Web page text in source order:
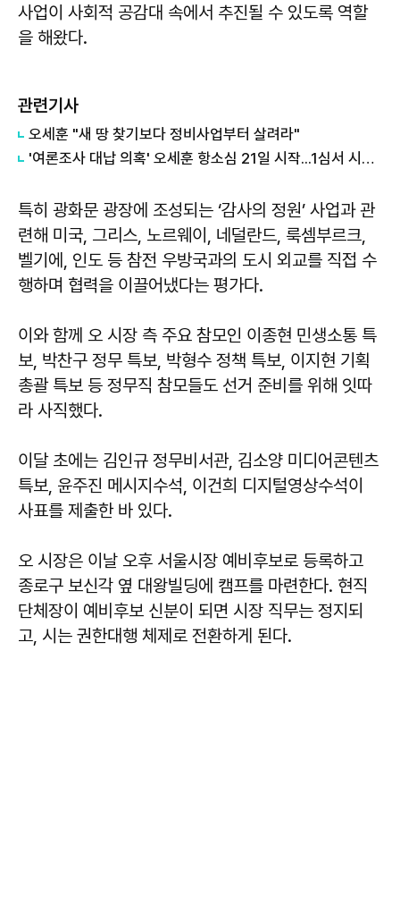
사업이 사회적 공감대 속에서 추진될 수 있도록 역할
을 해왔다.
관련기사
오세훈 "새 땅 찾기보다 정비사업부터 살려라"
'여론조사 대납 의혹' 오세훈 항소심 21일 시작...1심서 시장직 상실형
특히 광화문 광장에 조성되는 ‘감사의 정원’ 사업과 관
련해 미국, 그리스, 노르웨이, 네덜란드, 룩셈부르크,
벨기에, 인도 등 참전 우방국과의 도시 외교를 직접 수
행하며 협력을 이끌어냈다는 평가다.
이와 함께 오 시장 측 주요 참모인 이종현 민생소통 특
보, 박찬구 정무 특보, 박형수 정책 특보, 이지현 기획
총괄 특보 등 정무직 참모들도 선거 준비를 위해 잇따
라 사직했다.
이달 초에는 김인규 정무비서관, 김소양 미디어콘텐츠
특보, 윤주진 메시지수석, 이건희 디지털영상수석이
사표를 제출한 바 있다.
오 시장은 이날 오후 서울시장 예비후보로 등록하고
종로구 보신각 옆 대왕빌딩에 캠프를 마련한다. 현직
단체장이 예비후보 신분이 되면 시장 직무는 정지되
고, 시는 권한대행 체제로 전환하게 된다.